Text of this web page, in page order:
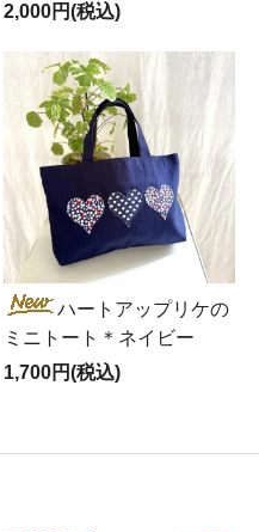
2,000円(税込)
ハートアップリケの
ミニトート＊ネイビー
1,700円(税込)